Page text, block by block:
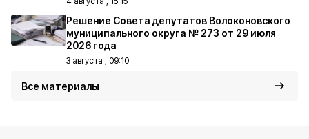
Решение Совета депутатов Волоконовского
муниципального округа № 273 от 29 июля
2026 года
3 августа , 09:10
Все материалы